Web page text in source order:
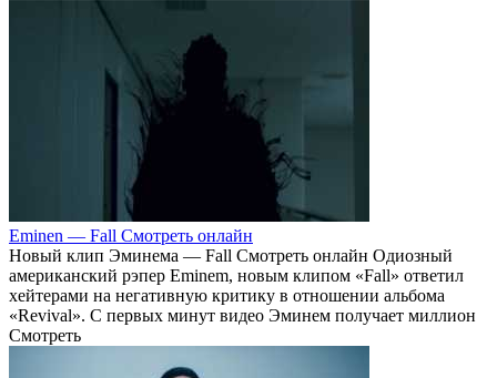
Eminen — Fall Смотреть онлайн
Новый клип Эминема — Fall Смотреть онлайн Одиозный
американский рэпер Eminem, новым клипом «Fall» ответил
хейтерами на негативную критику в отношении альбома
«Revival». С первых минут видео Эминем получает миллион
Смотреть